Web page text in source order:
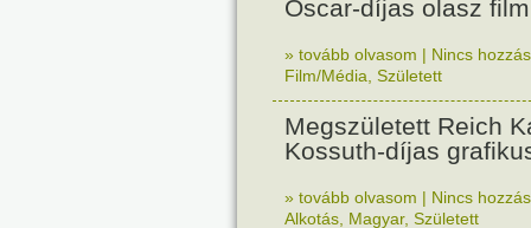
Oscar-díjas olasz
» tovább olvasom | Nincs
Film/Média Született
Megszületett Reich
Kossuth-díjas
» tovább olvasom | Nincs
Alkotás Magyar, Született